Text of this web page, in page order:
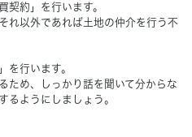
契約」を行います。
れ以外であれば土地の仲介を行う不
を行います。
ため、しっかり話を聞いて分からな
るようにしましょう。